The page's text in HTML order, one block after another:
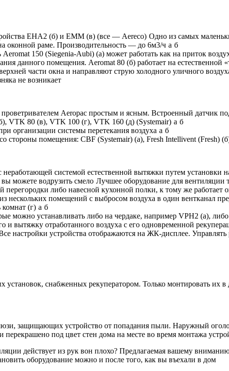
EHA2 (б) и EMM (в) (все — Aereco) Одно из самых
оконной раме. Производительность — до 6м3/ч а б
150 (Siegenia-Aubi) (а) может работать как на приток
данного помещения. Aeromat 80 (б) работает на естественной
части окна и направляют струю холодного уличного
не возникает
Aeropac простым и ясным. Встроенный датчик
VTK 80 (в), VTK 100 (г), VTK 160 (д) (Systemair) а б
организации системы перетекания воздуха а б
стороны помещения: CBF (Systemair) (а), Fresh Intellivent (Fresh)
системой естественной вытяжки путем установки
можете водрузить смело Лучшее оборудование для
либо навесной кухонной полки, к тому же работает
нескольких помещений с выбросом воздуха в один вентканал
(г) а б
можно устанавливать либо на чердаке, например VPH2 (а),
вытяжку отработанного воздуха с его одновременной
настройки устройства отображаются на ЖК-дисплее.
снабженных рекуператором. Только монтировать их
защищающих устройство от попадания пыли. Наружный
под цвет стен дома на месте во время монтажа
действует из рук вон плохо? Предлагаемая вашему
оборудование можно и после того, как вы въехали в дом